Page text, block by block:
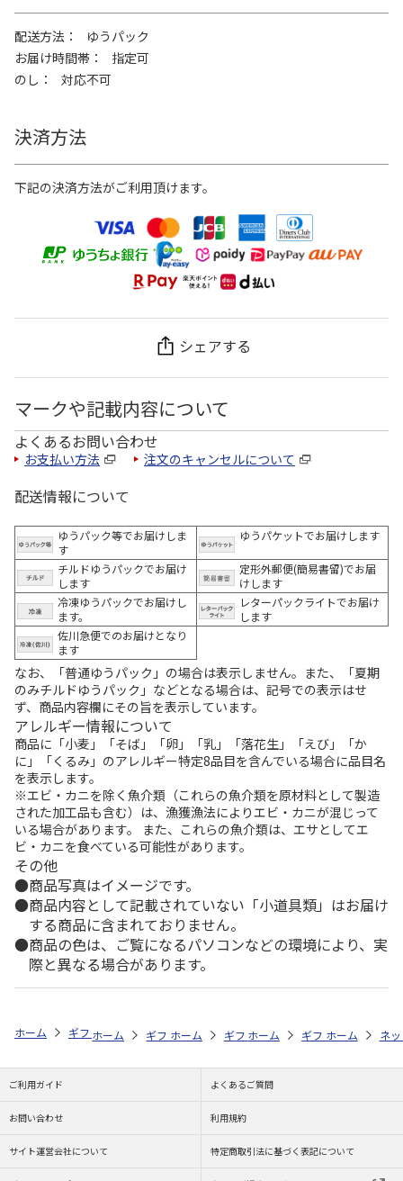
配送方法
ゆうパック
お届け時間帯
指定可
のし
対応不可
決済方法
下記の決済方法がご利用頂けます。
シェアする
マークや記載内容について
よくあるお問い合わせ
お支払い方法 注文のキャンセルについて
配送情報について
ゆうパック等でお届けしま
す
ゆうパケットでお届けします
チルドゆうパックでお届け
します
定形外郵便(簡易書留)でお届
けします
冷凍ゆうパックでお届けし
ます。
レターパックライトでお届け
します
佐川急便でのお届けとなり
ます
なお、「普通ゆうパック」の場合は表示しません。また、「夏期
のみチルドゆうパック」などとなる場合は、記号での表示はせ
ず、商品内容欄にその旨を表示しています。
アレルギー情報について
商品に「小麦」「そば」「卵」「乳」「落花生」「えび」「か
に」「くるみ」のアレルギー特定8品目を含んでいる場合に品目名
を表示します。
※エビ・カニを除く魚介類（これらの魚介類を原材料として製造
された加工品も含む）は、漁獲漁法によりエビ・カニが混じって
いる場合があります。 また、これらの魚介類は、エサとしてエ
ビ・カニを食べている可能性があります。
その他
商品写真はイメージです。
商品内容として記載されていない「小道具類」はお届け
する商品に含まれておりません。
商品の色は、ご覧になるパソコンなどの環境により、実
際と異なる場合があります。
ホーム ギフト通販 内祝い・お返し 新築・引越し内祝い 予算で
ホーム ギフト通販 商品ジャンル シロカ ＨＯＴ＆
ホーム ギフト通販 商品ジャンル グ
ホーム ギフト通販 商
ホーム ネ
ご利用ガイド よくあるご質問
お問い合わせ 利用規約
サイト運営会社について 特定商取引法に基づく表記について